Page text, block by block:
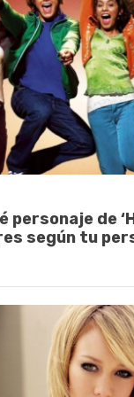
personaje de
según tu